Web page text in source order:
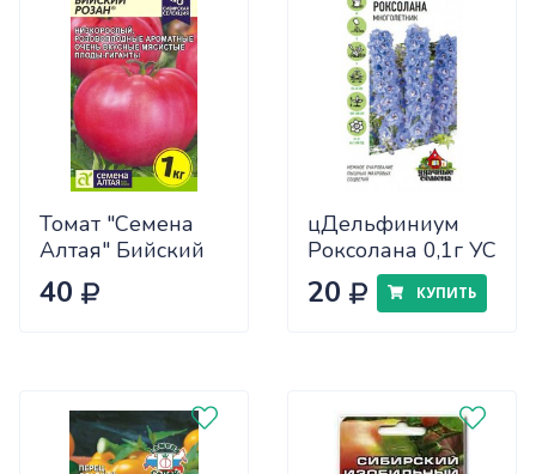
Томат "Семена
Алтая" Бийский
Розан 0,05
40
цДельфиниум
Роксолана 0,1г УС
20 КУПИТЬ